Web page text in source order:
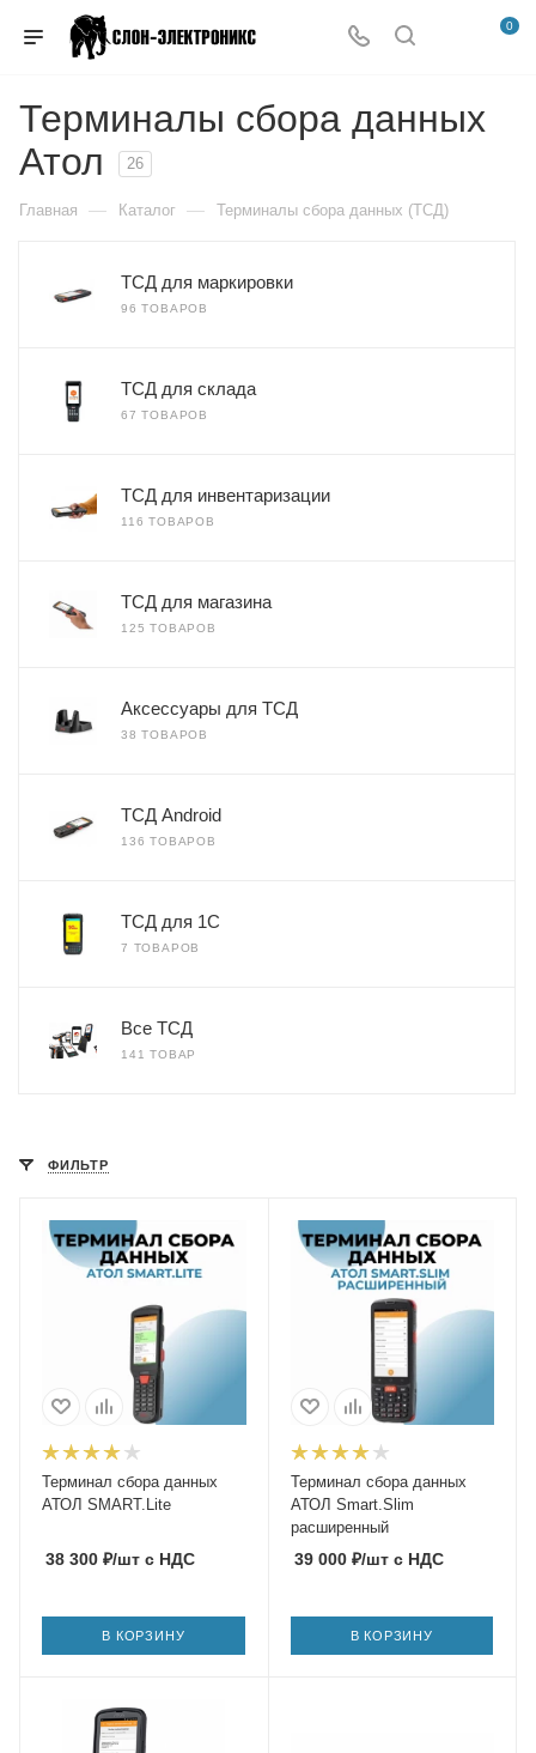
0
Терминалы сбора данных
Атол
26
Главная — Каталог — Терминалы сбора данных (ТСД)
ТСД для маркировки
96 ТОВАРОВ
ТСД для склада
67 ТОВАРОВ
ТСД для инвентаризации
116 ТОВАРОВ
ТСД для магазина
125 ТОВАРОВ
Аксессуары для ТСД
38 ТОВАРОВ
ТСД Android
136 ТОВАРОВ
ТСД для 1С
7 ТОВАРОВ
Все ТСД
141 ТОВАР
ФИЛЬТР
Терминал сбора данных
АТОЛ SMART.Lite
38 300 ₽/шт с НДС
В КОРЗИНУ
Терминал сбора данных
АТОЛ Smart.Slim
расширенный
39 000₽/штс НДС
В КОРЗИНУ